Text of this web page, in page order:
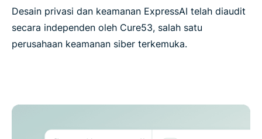
Desain privasi dan keamanan ExpressAI telah diaudit
secara independen oleh Cure53, salah satu
perusahaan keamanan siber terkemuka.